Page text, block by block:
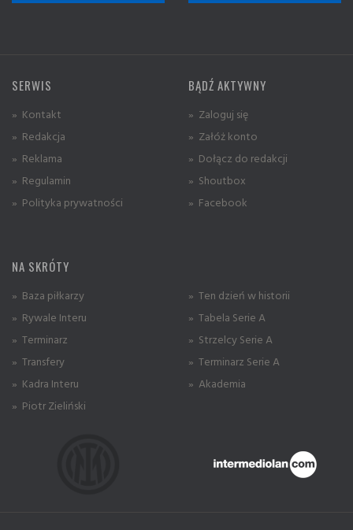
SERWIS
» Kontakt
» Redakcja
» Reklama
» Regulamin
» Polityka prywatności
BĄDŹ AKTYWNY
» Zaloguj się
» Załóż konto
» Dołącz do redakcji
» Shoutbox
» Facebook
NA SKRÓTY
» Baza piłkarzy
» Rywale Interu
» Terminarz
» Transfery
» Kadra Interu
» Piotr Zieliński
» Ten dzień w historii
» Tabela Serie A
» Strzelcy Serie A
» Terminarz Serie A
» Akademia